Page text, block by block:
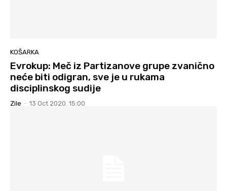
KOŠARKA
Evrokup: Meč iz Partizanove grupe zvanično
neće biti odigran, sve je u rukama
disciplinskog sudije
Zile - 13 Oct 2020. 15:00